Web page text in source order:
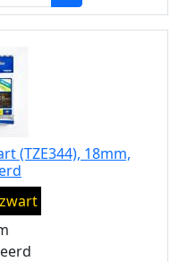
(TZE344), 18mm,